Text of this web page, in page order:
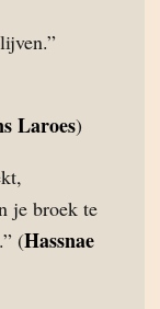
Laroes)
je broek te
(Hassnae